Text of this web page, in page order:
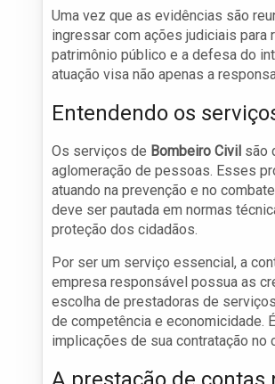
Uma vez que as evidências são
ingressar com ações judiciais
patrimônio público e a defesa do
atuação visa não apenas a
Entendendo os
Os serviços de Bombeiro Civil são
aglomeração de pessoas. Esses
atuando na prevenção e no
deve ser pautada em normas
proteção dos cidadãos.
Por ser um serviço essencial, a
empresa responsável possua as
escolha de prestadoras de
de competência e economicidade.
implicações de sua contratação no